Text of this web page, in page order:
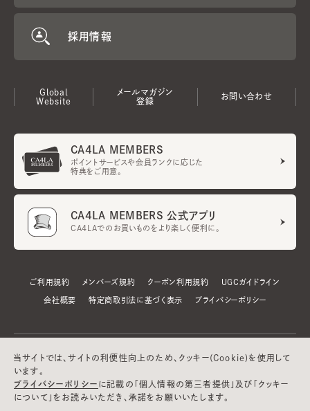
採用情報
Global
Website
メールマガジン
登録
お問い合わせ
CA4LA MEMBERS
ポイントサービスや会員ランクに応じた
特典をご用意。
CA4LA MEMBERS 公式アプリ
CA4LAでのお買いものをより楽しく便利に。
ご利用規約 メンバーズ規約 クーポン利用規約 UGCガイドライン
会社概要 特定商取引法に基づく表示 プライバシーポリシー
当サイトでは、サイトの利便性向上のため、クッキー(Cookie)を使用して
います。
プライバシーポリシー に記載の「個人情報の第三者提供」及び「クッキー
について」をお読みいただき、承諾をお願いいたします。